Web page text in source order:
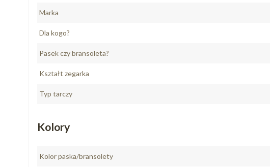
Marka
Dla kogo?
Pasek czy bransoleta?
Kształt zegarka
Typ tarczy
Kolory
Kolor paska/bransolety